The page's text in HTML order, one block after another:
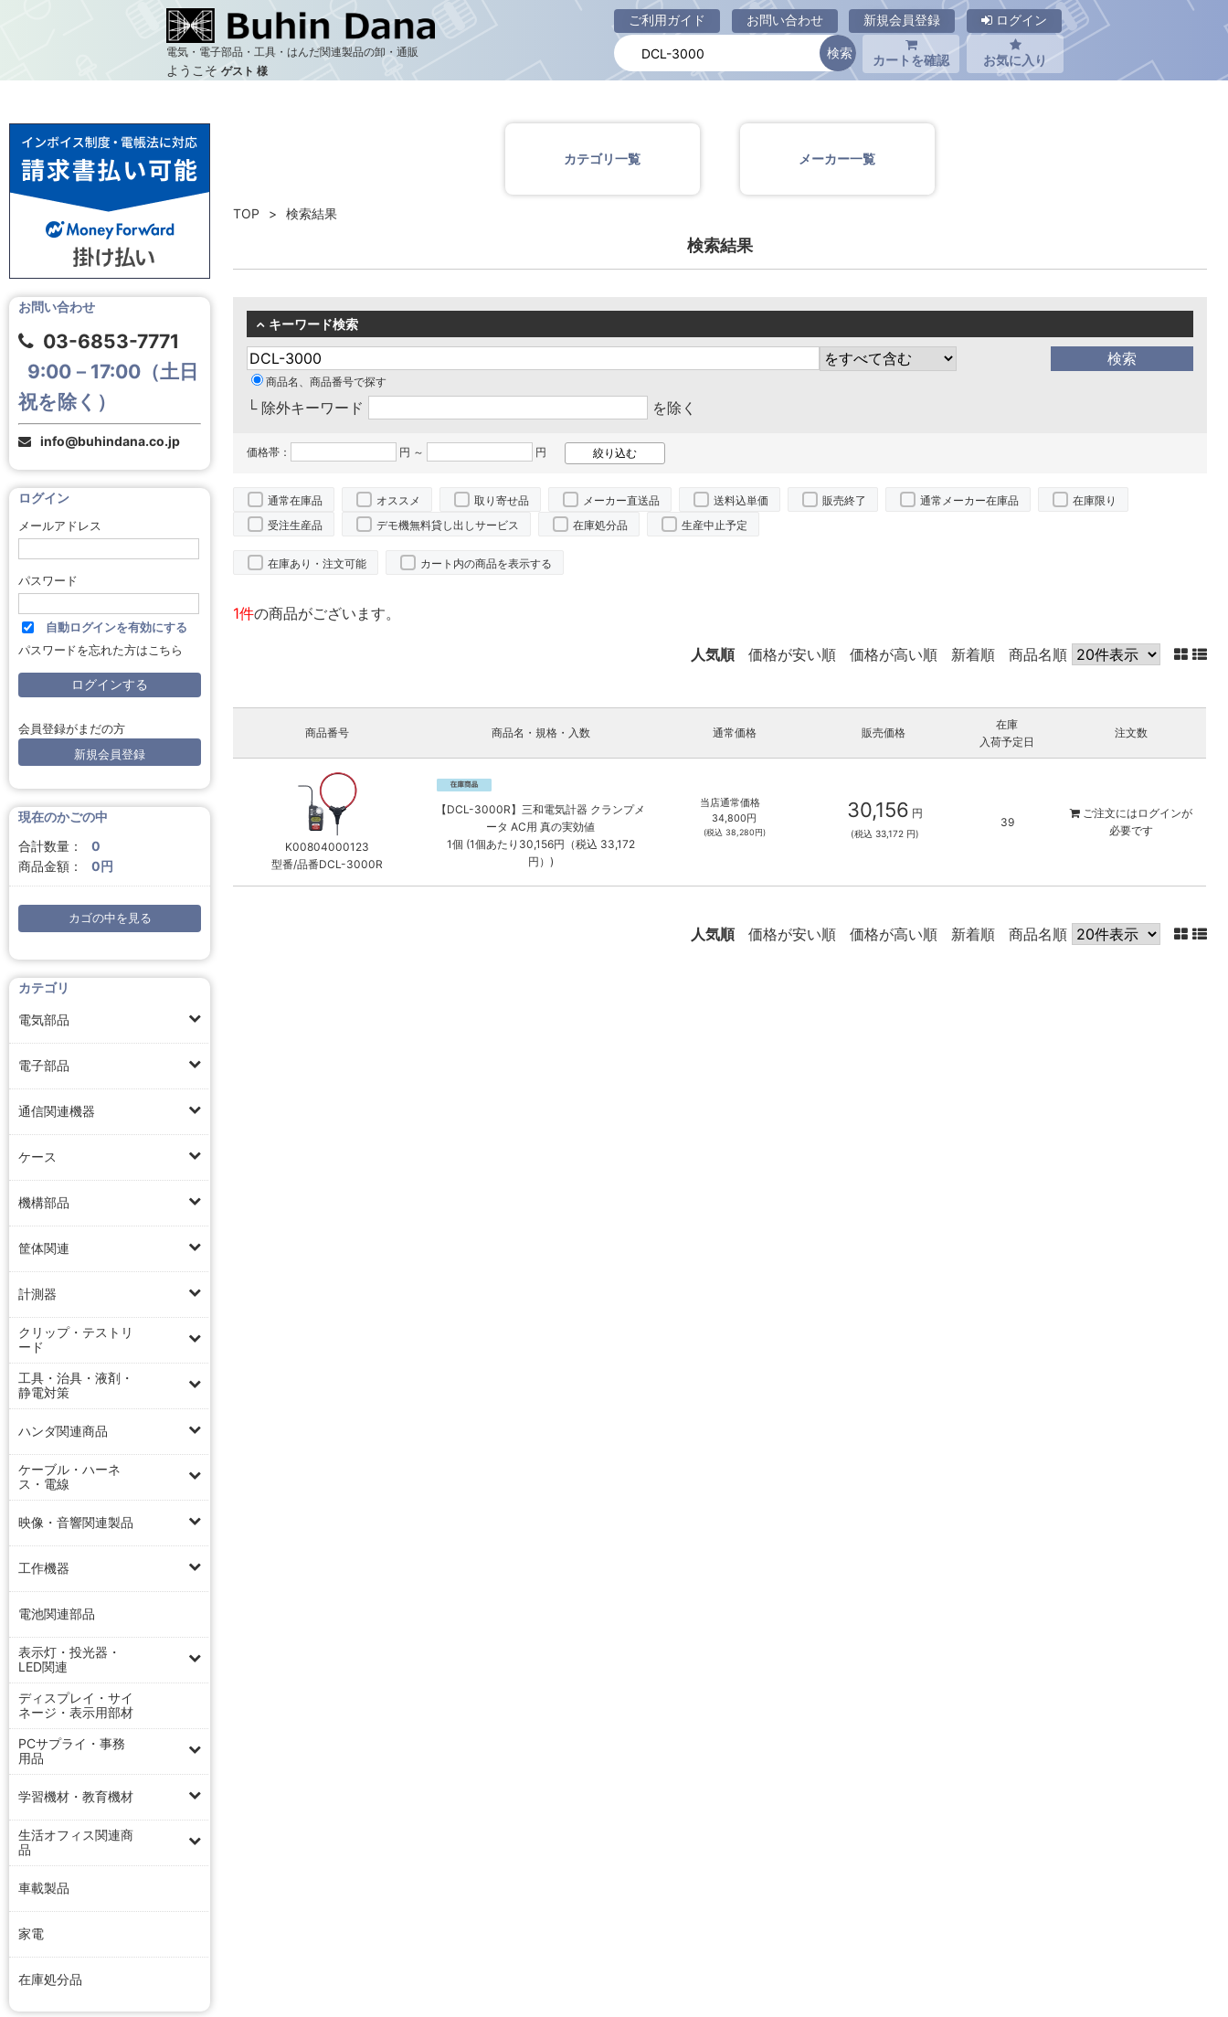
電気・電子部品・工具・はんだ関連製品の卸・通販
ようこそ ゲスト 様
ご利用ガイド お問い合わせ 新規会員登録 ログイン
カートを確認 お気に入り
商品一覧ページ
お問い合わせ
03-6853-7771
9:00－17:00（土日
祝を除く）
info@buhindana.co.jp
ログイン
メールアドレス
パスワード
自動ログインを有効にする
パスワードを忘れた方はこちら
会員登録がまだの方
新規会員登録
現在のかごの中
合計数量：
0
商品金額：
0円
カゴの中を見る
カテゴリ
電気部品
電子部品
通信関連機器
ケース
機構部品
筐体関連
計測器
クリップ・テストリ
ード
工具・治具・液剤・
静電対策
ハンダ関連商品
ケーブル・ハーネ
ス・電線
映像・音響関連製品
工作機器
電池関連部品
表示灯・投光器・
LED関連
ディスプレイ・サイ
ネージ・表示用部材
PCサプライ・事務
用品
学習機材・教育機材
生活オフィス関連商
品
車載製品
家電
在庫処分品
カテゴリ一覧 メーカー一覧
TOP 検索結果
検索結果
キーワード検索
商品名、商品番号で探す
└ 除外キーワード を除く
価格帯： 円 ～ 円
通常在庫品 オススメ 取り寄せ品 メーカー直送品 送料込単価 販売終了 通常メーカー在庫品
在庫限り
受注生産品
デモ機無料貸し出しサービス 在庫処分品 生産中止予定
在庫あり・注文可能 カート内の商品を表示する
1件の商品がございます。
人気順 価格が安い順 価格が高い順 新着順 商品名順
商品番号 商品名・規格・入数 通常価格 販売価格
在庫
入荷予定日
注文数
K00804000123
型番/品番DCL-3000R
【DCL-3000R】三和電気計器 クランプメ
ータ AC用 真の実効値
1個 (1個あたり30,156円（税込 33,172
円）)
当店通常価格
34,800円
(税込 38,280円)
30,156 円
(税込 33,172 円)
39
ご注文には ログインが
必要です
人気順 価格が安い順 価格が高い順 新着順 商品名順